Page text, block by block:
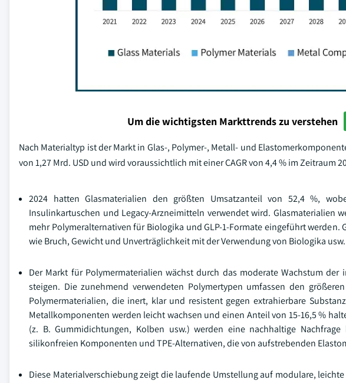
Um die wichtigsten Markttrends zu verstehen
Nach Materialtyp ist der Markt in Glas-, Polymer-, Metall- und
von 1,27 Mrd. USD und wird voraussichtlich mit einer CAGR von 4,4 % im Zeitraum
2024 hatten Glasmaterialien den größten Umsatzanteil von 52,4 %,
Insulinkartuschen und Legacy-Arzneimitteln verwendet wird. Glasmaterialien
mehr Polymeralternativen für Biologika und GLP-1-Formate eingeführt
wie Bruch, Gewicht und Unverträglichkeit mit der Verwendung von Biologika usw.
Der Markt für Polymermaterialien wächst durch das moderate Wachstum der
steigen. Die zunehmend verwendeten Polymertypen umfassen den
Polymermaterialien, die inert, klar und resistent gegen extrahierbare
Metallkomponenten werden leicht wachsen und einen Anteil von 15-16,5 %
(z. B. Gummidichtungen, Kolben usw.) werden eine nachhaltige
silikonfreien Komponenten und TPE-Alternativen, die von aufstrebenden
Diese Materialverschiebung zeigt die laufende Umstellung auf modulare,